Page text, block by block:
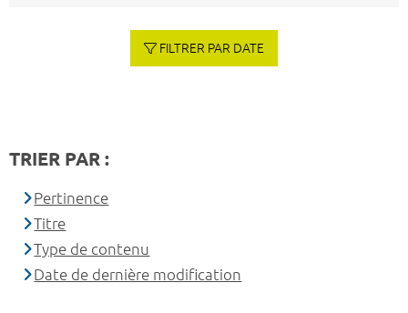
FILTRER PAR DATE
TRIER PAR :
Pertinence
Titre
Type de contenu
Date de dernière modification